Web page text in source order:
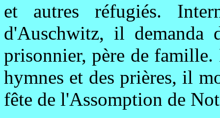
et autres réfugiés.
d'Auschwitz, il
prisonnier, père de famille.
hymnes et des prières, il
fête de l'Assomption de